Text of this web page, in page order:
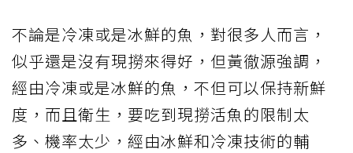
不論是冷凍或是冰鮮的魚，對很多人而言，
似乎還是沒有現撈來得好，但黃徹源強調，
經由冷凍或是冰鮮的魚，不但可以保持新鮮
度，而且衛生，要吃到現撈活魚的限制太
多、機率太少，經由冰鮮和冷凍技術的輔